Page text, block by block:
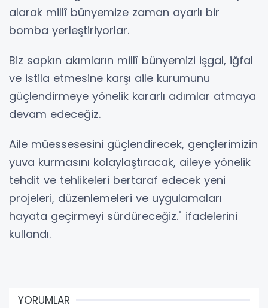
alarak millî bünyemize zaman ayarlı bir
bomba yerleştiriyorlar.
Biz sapkın akımların millî bünyemizi işgal, iğfal
ve istila etmesine karşı aile kurumunu
güçlendirmeye yönelik kararlı adımlar atmaya
devam edeceğiz.
Aile müessesesini güçlendirecek, gençlerimizin
yuva kurmasını kolaylaştıracak, aileye yönelik
tehdit ve tehlikeleri bertaraf edecek yeni
projeleri, düzenlemeleri ve uygulamaları
hayata geçirmeyi sürdüreceğiz." ifadelerini
kullandı.
YORUMLAR